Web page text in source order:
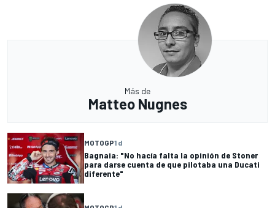
Más de
Matteo Nugnes
MOTOGP1 d
Bagnaia: "No hacía falta la opinión de Stoner
para darse cuenta de que pilotaba una Ducati
diferente"